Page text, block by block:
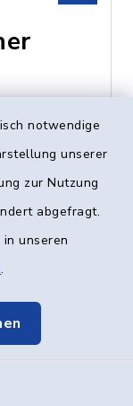
notwendige
unserer
zur Nutzung
abgefragt.
unseren
.